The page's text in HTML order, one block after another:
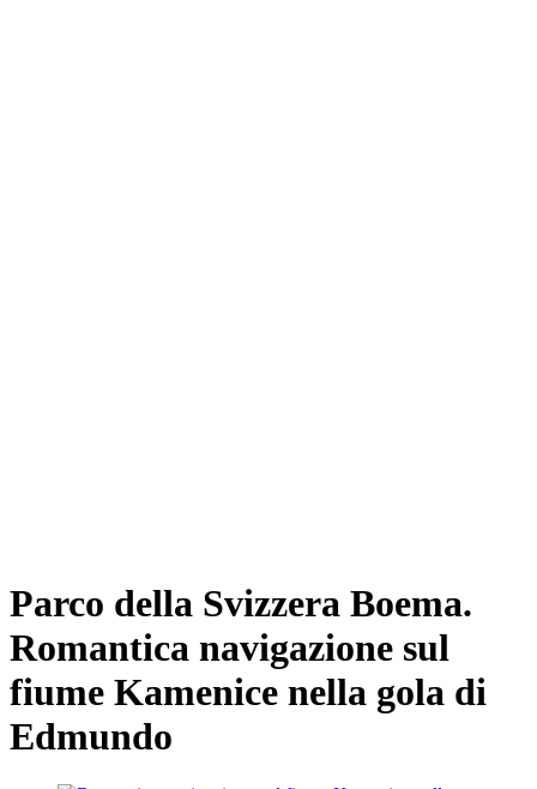
Parco della Svizzera Boema.
Romantica navigazione sul
fiume Kamenice nella gola di
Edmundo